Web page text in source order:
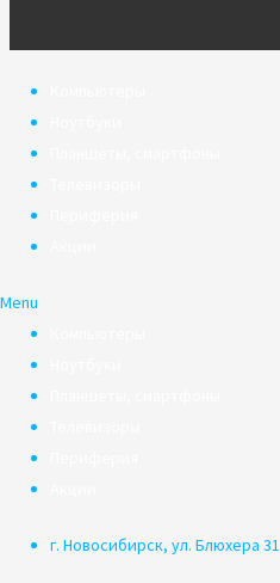
Menu
г. Новосибирск, ул. Блюхера 31